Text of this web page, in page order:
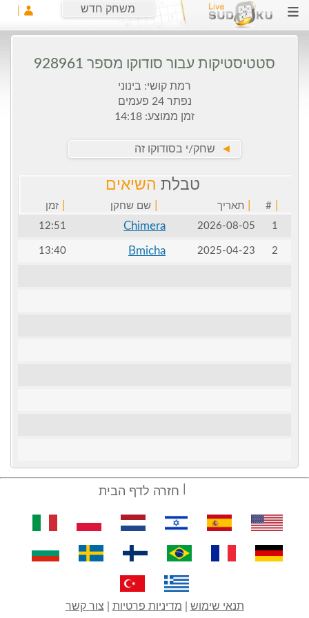
משחק חדש
סטטיסטיקות עבור סודוקו מספר 928961
רמת קושי: בינוני
נפתר 24 פעמים
זמן ממוצע: 14:18
►שחק/י בסודוקו זה
טבלת השיאים
# תאריך שם שחקן
זמן
1
2026-08-05
Chimera
12:51
2
2025-04-23
Bmicha
13:40
חזרה לדף הבית
תנאי שימוש| מדיניות פרטיות| צור קשר